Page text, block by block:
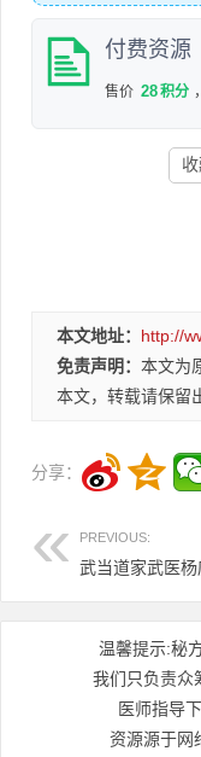
付费资源
售价 28积分
本文地址： http://
免责声明： 本文为
本文，转载请保留
分享：
PREVIOUS:
温馨提示:秘
我们只负责众
医师指导
资源源于网